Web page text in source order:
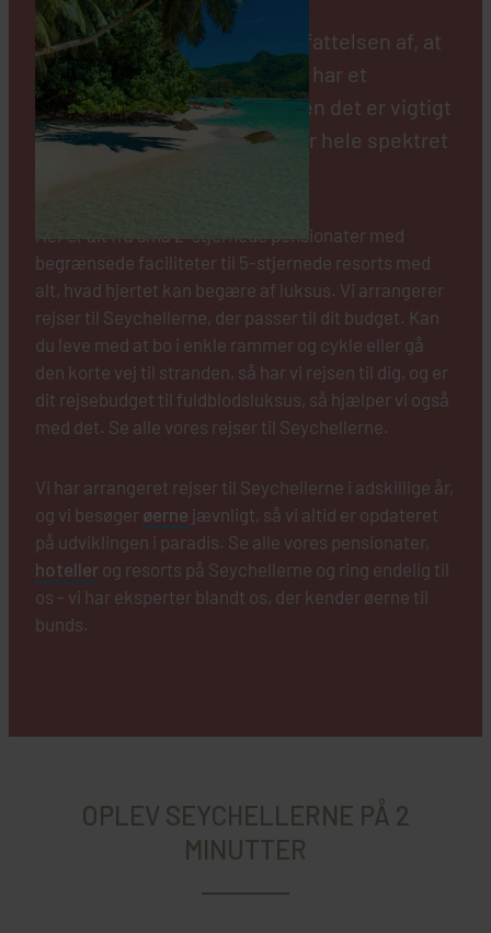
Både ja og nej! Mange har opfattelsen af, at
Seychellerne er for de få, der har et
ubegrænset rejsebudget, men det er vigtigt
at nævne, at Seychellerne har hele spektret
Her er alt fra små 2-stjernede pensionater med
begrænsede faciliteter til 5-stjernede resorts med
alt, hvad hjertet kan begære af luksus. Vi arrangerer
rejser til Seychellerne, der passer til dit budget. Kan
du leve med at bo i enkle rammer og cykle eller gå
den korte vej til stranden, så har vi rejsen til dig, og er
dit rejsebudget til fuldblodsluksus, så hjælper vi også
med det. Se alle vores rejser til Seychellerne.
Vi har arrangeret rejser til Seychellerne i adskillige år,
og vi besøger øerne jævnligt, så vi altid er opdateret
på udviklingen i paradis. Se alle vores pensionater,
hoteller og resorts på Seychellerne og ring endelig til
os - vi har eksperter blandt os, der kender øerne til
bunds.
OPLEV SEYCHELLERNE PÅ 2
MINUTTER